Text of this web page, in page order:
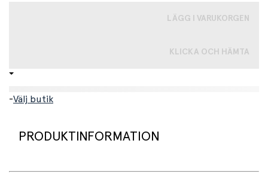
LÄGG I VARUKORGEN
KLICKA OCH HÄMTA
-Välj butik
PRODUKTINFORMATION